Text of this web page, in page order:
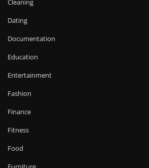
Cleaning
Dating
Documentation
Education
Entertainment
Fashion
Finance
Fitness
Food